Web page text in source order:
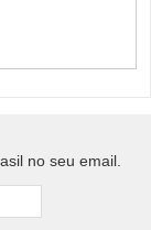
no seu email.